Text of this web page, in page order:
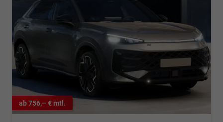
ab 756,– € mtl.